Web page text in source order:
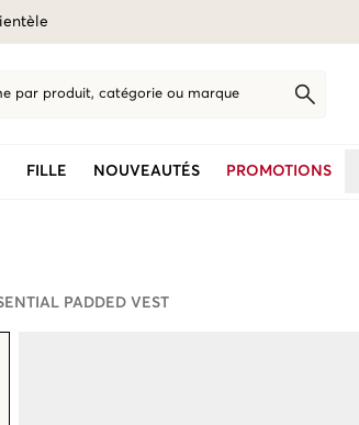
par produit, catégorie ou marque
FILLE NOUVEAUTÉS PROMOTIONS
PADDED VEST